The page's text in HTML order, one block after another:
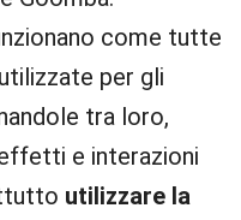
come tutte
per gli
tra loro,
e interazioni
utilizzare la